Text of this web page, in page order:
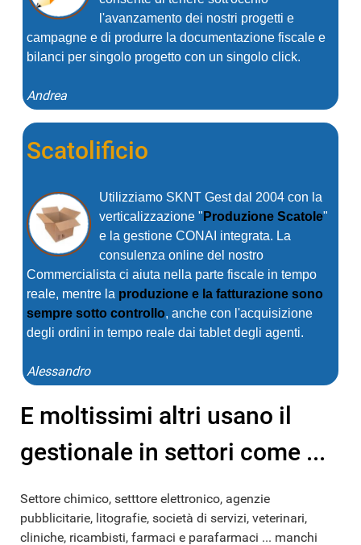
l'avanzamento dei nostri progetti e
campagne e di produrre la documentazione fiscale e
bilanci per singolo progetto con un singolo click.
Andrea
Scatolificio
Utilizziamo SKNT Gest dal 2004 con la
verticalizzazione " Produzione Scatole"
e la gestione CONAI integrata. La
consulenza online del nostro
Commercialista ci aiuta nella parte fiscale in tempo
reale, mentre la produzione e la fatturazione sono
sempre sotto controllo, anche con l'acquisizione
degli ordini in tempo reale dai tablet degli agenti.
Alessandro
E moltissimi altri usano il
gestionale in settori come ...
Settore chimico, setttore elettronico, agenzie
pubblicitarie, litografie, società di servizi, veterinari,
cliniche, ricambisti, farmaci e parafarmaci ... manchi